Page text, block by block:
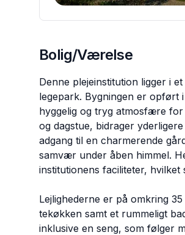
Bolig/Værelse
Denne plejeinstitution ligger i
legepark. Bygningen er opført
hyggelig og tryg atmosfære
og dagstue, bidrager
adgang til en charmerende
samvær under åben himmel.
institutionens faciliteter,
Lejlighederne er på omkring
tekøkken samt et rummeligt
inklusive en seng, som følger